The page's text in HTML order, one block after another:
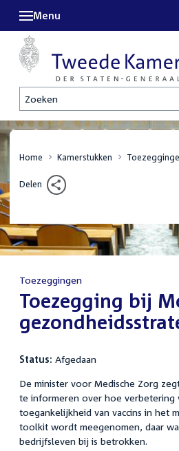
Zoeken
Menu
Home Kamerstukken
Delen
Toezeggingen
:Toezegging bij
Status: Afgedaan
De minister voor Medische Zorg
te informeren over hoe verbetering
toegankelijkheid van vaccins in het
toolkit wordt meegenomen, daar
bedrijfsleven bij is betrokken.